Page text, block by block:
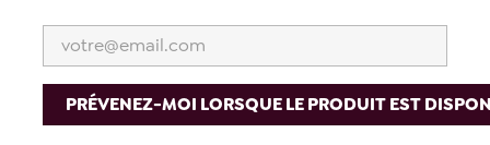
PRÉVENEZ-MOI LORSQUE LE PRODUIT EST